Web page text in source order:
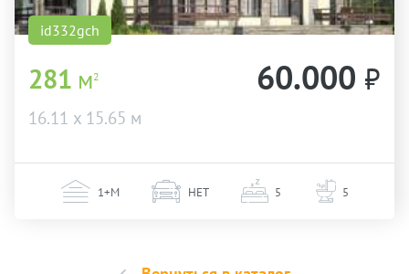
id332gch
281 м2
16.11 х 15.65 м
60.000 ₽
1+М НЕТ 5 5